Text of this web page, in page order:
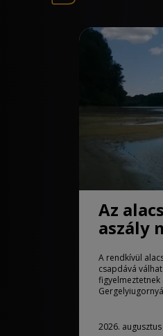
Az
aszály
A rendkívül
csapdává
figyelmeztetnek
2026. augusztus